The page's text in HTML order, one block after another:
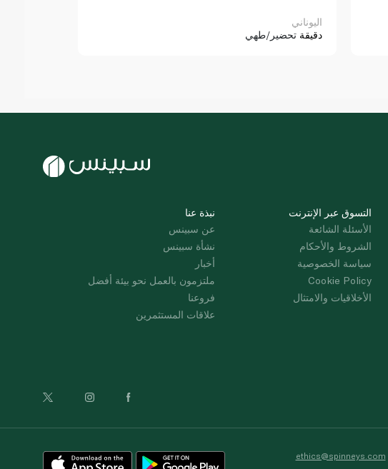
اليوناني
دقيقة تحضير/طهي
نبذة عنا
عن سبينس
نشأة سبينس
أخبار
ملتزمون بالعمل نحو بيئة أفضل
فروعنا
علاقات المستثمرين
التسوق عبر الإنترنت
الأسئلة الشائعة
الشروط والأحكام
سياسة الخصوصية
Cookie Policy
الأخلاقيات والامتثال
ethics@spinneys.com